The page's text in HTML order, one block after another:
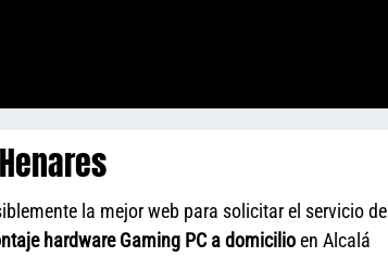
la mejor web para solicitar el servicio de
hardware Gaming PC a domicilioen Alcalá